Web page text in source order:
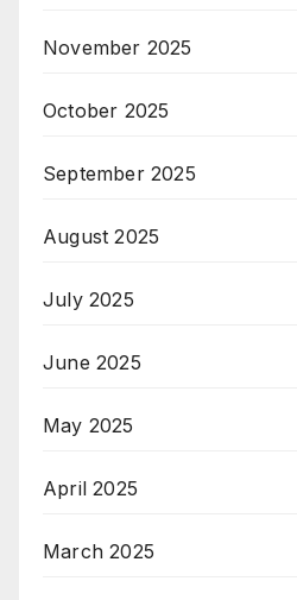
November 2025
October 2025
September 2025
August 2025
July 2025
June 2025
May 2025
April 2025
March 2025